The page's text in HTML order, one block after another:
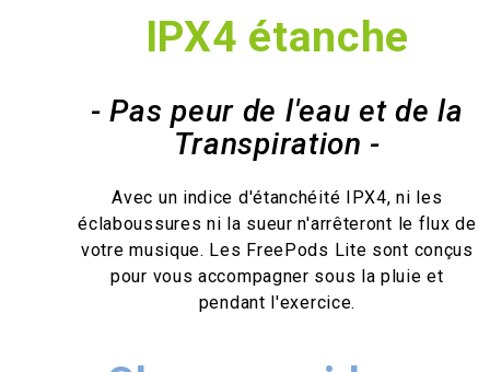
IPX4 étanche
- Pas peur de l'eau et de la
Transpiration -
Avec un indice d'étanchéité IPX4, ni les
éclaboussures ni la sueur n'arrêteront le flux de
votre musique. Les FreePods Lite sont conçus
pour vous accompagner sous la pluie et
pendant l'exercice.